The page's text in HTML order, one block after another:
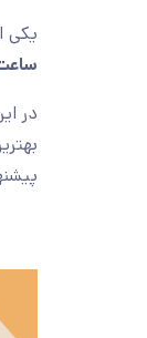
یکی
در